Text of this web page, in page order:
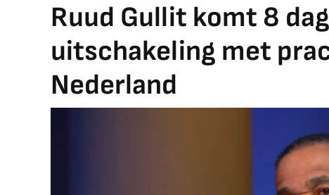
Ruud Gullit komt 8
uitschakeling met
Nederland